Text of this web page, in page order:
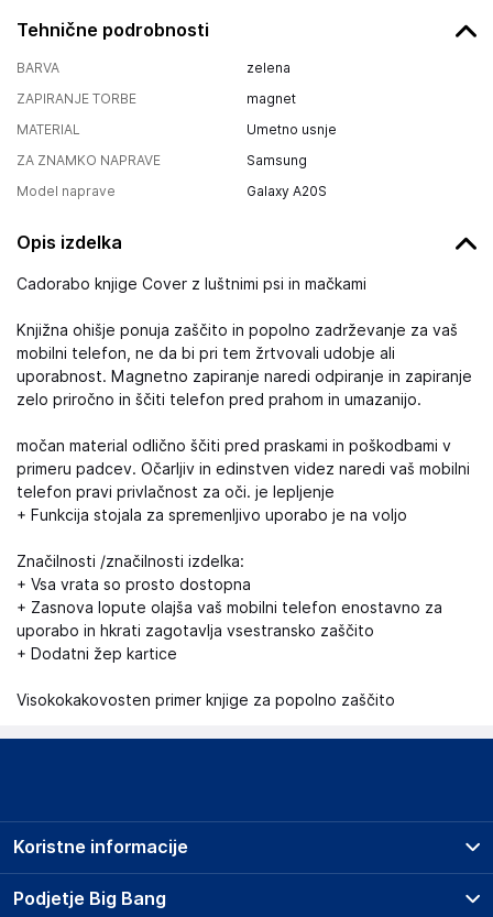
Tehnične podrobnosti
BARVA
zelena
ZAPIRANJE TORBE
magnet
MATERIAL
Umetno usnje
ZA ZNAMKO NAPRAVE
Samsung
Model naprave
Galaxy A20S
Opis izdelka
Cadorabo knjige Cover z luštnimi psi in mačkami
Knjižna ohišje ponuja zaščito in popolno zadrževanje za vaš
mobilni telefon, ne da bi pri tem žrtvovali udobje ali
uporabnost. Magnetno zapiranje naredi odpiranje in zapiranje
zelo priročno in ščiti telefon pred prahom in umazanijo.
močan material odlično ščiti pred praskami in poškodbami v
primeru padcev. Očarljiv in edinstven videz naredi vaš mobilni
telefon pravi privlačnost za oči. je lepljenje
+ Funkcija stojala za spremenljivo uporabo je na voljo
Značilnosti /značilnosti izdelka:
+ Vsa vrata so prosto dostopna
+ Zasnova lopute olajša vaš mobilni telefon enostavno za
uporabo in hkrati zagotavlja vsestransko zaščito
+ Dodatni žep kartice
Visokokakovosten primer knjige za popolno zaščito
Podjetje Big Bang
Koristne informacije
Prodajna mesta